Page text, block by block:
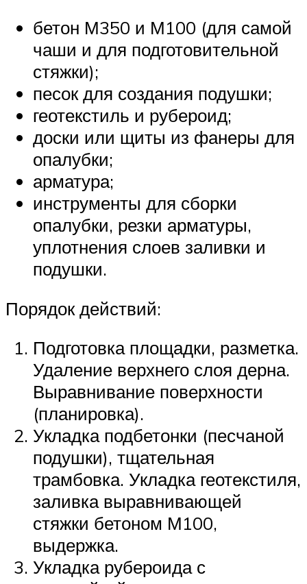
бетон М350 и М100 (для самой
чаши и для подготовительной
стяжки);
песок для создания подушки;
геотекстиль и рубероид;
доски или щиты из фанеры для
опалубки;
арматура;
инструменты для сборки
опалубки, резки арматуры,
уплотнения слоев заливки и
подушки.
Порядок действий:
Подготовка площадки, разметка.
Удаление верхнего слоя дерна.
Выравнивание поверхности
(планировка).
Укладка подбетонки (песчаной
подушки), тщательная
трамбовка. Укладка геотекстиля,
заливка выравнивающей
стяжки бетоном М100,
выдержка.
Укладка рубероида с